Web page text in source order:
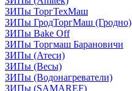
ЗИПы ТоргТехМаш
ЗИПы ГродТоргМаш (Гродно)
ЗИПы Bake Off
ЗИПы Торгмаш Барановичи
ЗИПы (Атеси)
ЗИПы (Весы)
ЗИПы (Водонагреватели)
ЗИПы (SAMAREF)